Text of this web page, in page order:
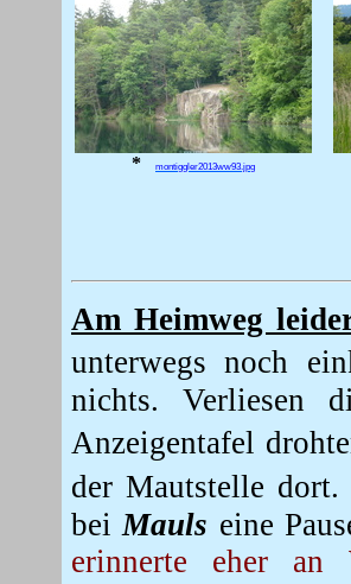
* montiggler2013ww93.jpg
Am Heimweg
unterwegs noch
nichts. Verliesen
Anzeigentafel
der Mautstelle
beiMauls eine
erinnerte eher an